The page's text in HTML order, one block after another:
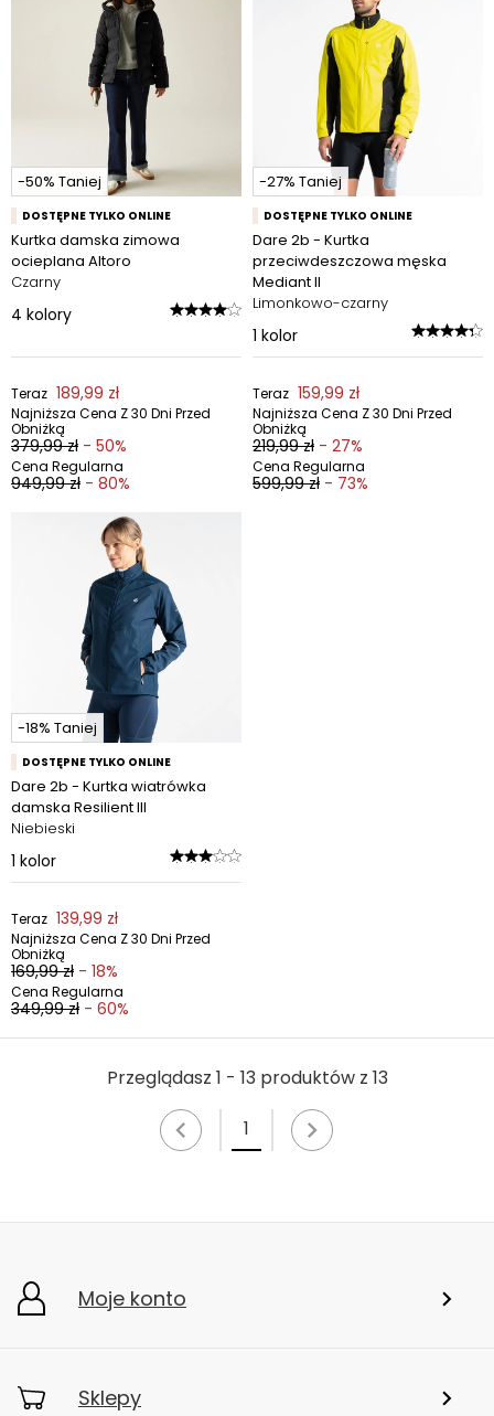
-50% Taniej
DOSTĘPNE TYLKO ONLINE
Kurtka damska zimowa
ocieplana Altoro
Czarny
4 kolory
Teraz 189,99 zł
Najniższa Cena Z 30 Dni Przed
Obniżką
379,99 zł - 50%
Cena Regularna
949,99 zł - 80%
-27% Taniej
DOSTĘPNE TYLKO ONLINE
Dare 2b - Kurtka
przeciwdeszczowa męska
Mediant II
Limonkowo-czarny
1 kolor
Teraz 159,99 zł
Najniższa Cena Z 30 Dni Przed
Obniżką
219,99 zł - 27%
Cena Regularna
599,99 zł - 73%
-18% Taniej
DOSTĘPNE TYLKO ONLINE
Dare 2b - Kurtka wiatrówka
damska Resilient III
Niebieski
1 kolor
Teraz 139,99 zł
Najniższa Cena Z 30 Dni Przed
Obniżką
169,99 zł - 18%
Cena Regularna
349,99 zł - 60%
Przeglądasz 1 - 13 produktów z 13
1
Moje konto
Sklepy